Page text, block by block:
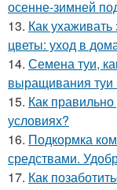
осенне-зимней
13. Как
цветы: уход в
14. Семена туи,
выращивания туи
15. Как
условиях?
16. Подкормка
средствами.
17. Как